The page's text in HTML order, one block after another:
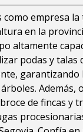
empresa la
en la
altamente
podas y talas
garantizando
Además,
de fincas y